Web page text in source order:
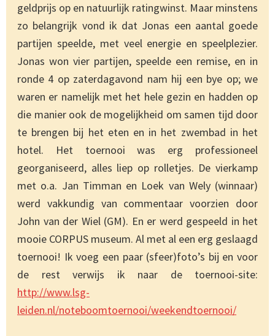
geldprijs op en natuurlijk ratingwinst. Maar minstens
zo belangrijk vond ik dat Jonas een aantal goede
partijen speelde, met veel energie en speelplezier.
Jonas won vier partijen, speelde een remise, en in
ronde 4 op zaterdagavond nam hij een bye op; we
waren er namelijk met het hele gezin en hadden op
die manier ook de mogelijkheid om samen tijd door
te brengen bij het eten en in het zwembad in het
hotel. Het toernooi was erg professioneel
georganiseerd, alles liep op rolletjes. De vierkamp
met o.a. Jan Timman en Loek van Wely (winnaar)
werd vakkundig van commentaar voorzien door
John van der Wiel (GM). En er werd gespeeld in het
mooie CORPUS museum. Al met al een erg geslaagd
toernooi! Ik voeg een paar (sfeer)foto’s bij en voor
de rest verwijs ik naar de toernooi-site:
http://www.lsg-
leiden.nl/noteboomtoernooi/weekendtoernooi/